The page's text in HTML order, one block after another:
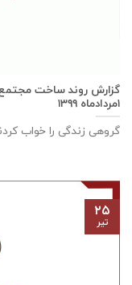
۱مردادماه ۱۳۹۹
گروهی زندگی را خواب
۲۵
تیر